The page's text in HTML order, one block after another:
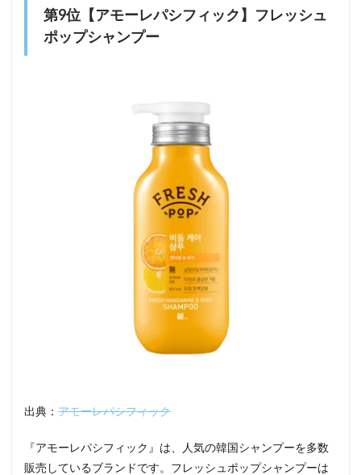
第9位【アモーレパシフィック】フレッシュ
ポップシャンプー
出典： アモーレパシフィック
『アモーレパシフィック』は、人気の韓国シャンプーを多数
販売しているブランドです。フレッシュポップシャンプーは